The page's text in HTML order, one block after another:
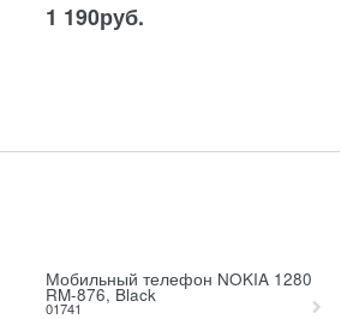
1 190руб.
Мобильный телефон NOKIA 1280
RM-876, Black
01741